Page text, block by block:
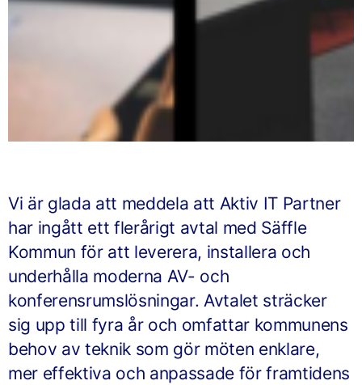
Vi är glada att meddela att Aktiv IT Partner
har ingått ett flerårigt avtal med Säffle
Kommun för att leverera, installera och
underhålla moderna AV- och
konferensrumslösningar. Avtalet sträcker
sig upp till fyra år och omfattar kommunens
behov av teknik som gör möten enklare,
mer effektiva och anpassade för framtidens